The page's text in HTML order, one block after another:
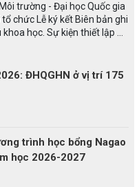
trường - Đại học Quốc gia
chức Lễ ký kết Biên bản ghi
học. Sự kiện thiết lập …
ĐHQGHN ở vị trí 175
trình học bổng Nagao
học 2026-2027